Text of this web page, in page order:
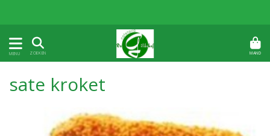
MENU ZOEKEN MAND
sate kroket